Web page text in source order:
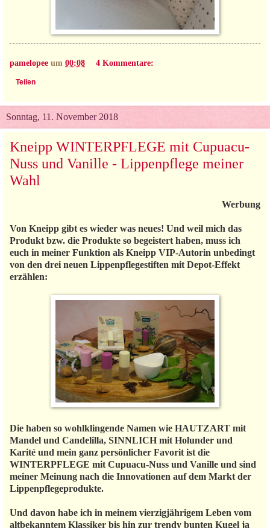
pamelopee um 00:08 4 Kommentare:
Teilen
Sonntag, 11. November 2018
Kneipp WINTERPFLEGE mit Cupuacu-
Nuss und Vanille - Lippenpflege meiner
Wahl
Werbung
Von Kneipp gibt es wieder was neues! Und weil mich das
Produkt bzw. die Produkte so begeistert haben, muss ich
euch in meiner Funktion als Kneipp VIP-Autorin unbedingt
von den drei neuen Lippenpflegestiften mit Depot-Effekt
erzählen:
Die haben so wohlklingende Namen wie HAUTZART mit
Mandel und Candelilla, SINNLICH mit Holunder und
Karité und mein ganz persönlicher Favorit ist die
WINTERPFLEGE mit Cupuacu-Nuss und Vanille und sind
meiner Meinung nach die Innovationen auf dem Markt der
Lippenpflegeprodukte.
Und davon habe ich in meinem vierzigjährigem Leben vom
altbekanntem Klassiker bis hin zur trendy bunten Kugel ja